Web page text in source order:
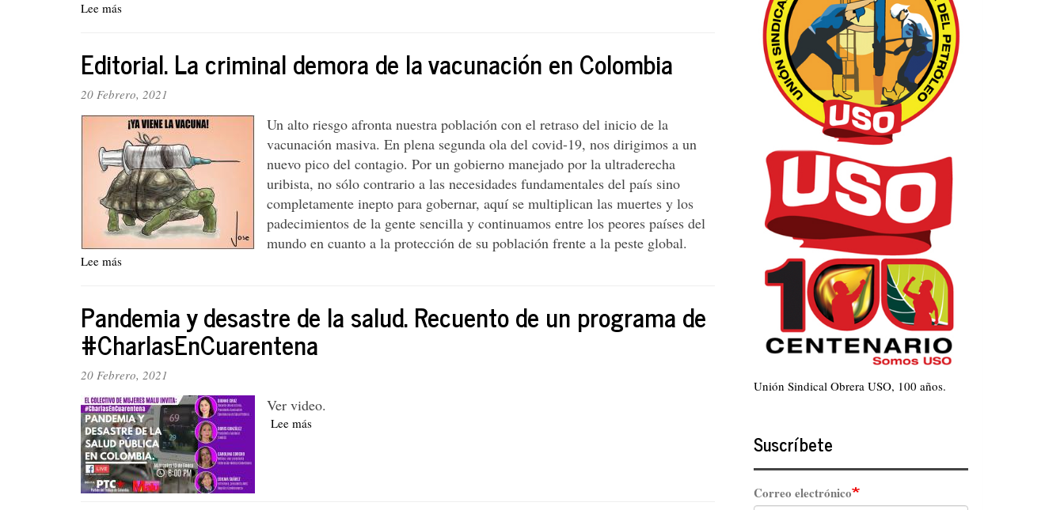
Lee más
Editorial. La criminal demora de la vacunación en Colombia
20 Febrero, 2021
Un alto riesgo afronta nuestra población con el retraso del inicio de la
vacunación masiva. En plena segunda ola del covid-19, nos dirigimos a un
nuevo pico del contagio. Por un gobierno manejado por la ultraderecha
uribista, no sólo contrario a las necesidades fundamentales del país sino
completamente inepto para gobernar, aquí se multiplican las muertes y los
padecimientos de la gente sencilla y continuamos entre los peores países del
mundo en cuanto a la protección de su población frente a la peste global.
Lee más
criminal
demora
de
la
vacunación
en
Colombia
Pandemia y desastre de la salud. Recuento de un programa de
#CharlasEnCuarentena
20 Febrero, 2021
Ver video.
Lee más
Unión Sindical Obrera USO, 100 años.
Suscríbete
Correo electrónico